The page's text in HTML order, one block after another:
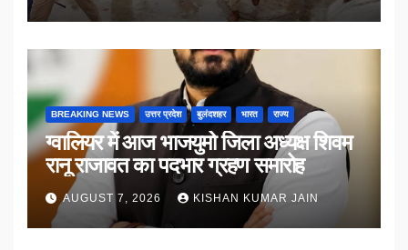
BREAKING NEWS उत्तर प्रदेश बुलंदशहर भारत राज्य
ग्वालियर में आज भाजयुमो जिला अध्यक्ष शिवम
रानू राजावत का पदभार ग्रहण समारोह
AUGUST 7, 2026 KISHAN KUMAR JAIN